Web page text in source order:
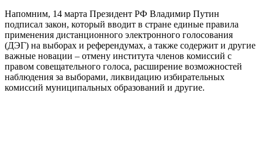
Напомним, 14 марта Президент РФ Владимир Путин
подписал закон, который вводит в стране единые правила
применения дистанционного электронного голосования
(ДЭГ) на выборах и референдумах, а также содержит и другие
важные новации – отмену института членов комиссий с
правом совещательного голоса, расширение возможностей
наблюдения за выборами, ликвидацию избирательных
комиссий муниципальных образований и другие.